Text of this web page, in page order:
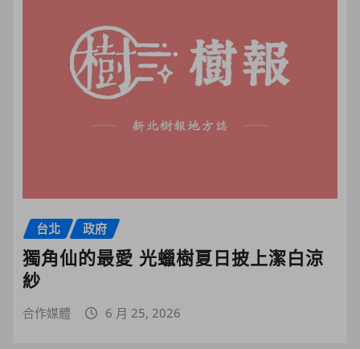
台北 政府
獨角仙的最愛 光蠟樹夏日披上潔白涼
紗
合作媒體 6 月 25, 2026